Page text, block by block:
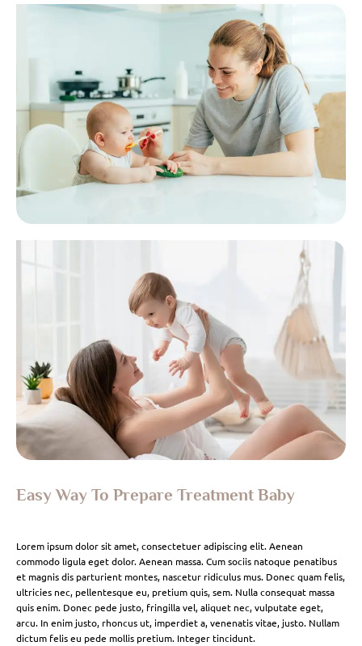
Easy Way To Prepare Treatment Baby
Lorem ipsum dolor sit amet, consectetuer adipiscing elit. Aenean
commodo ligula eget dolor. Aenean massa. Cum sociis natoque penatibus
et magnis dis parturient montes, nascetur ridiculus mus. Donec quam felis,
ultricies nec, pellentesque eu, pretium quis, sem. Nulla consequat massa
quis enim. Donec pede justo, fringilla vel, aliquet nec, vulputate eget,
arcu. In enim justo, rhoncus ut, imperdiet a, venenatis vitae, justo. Nullam
dictum felis eu pede mollis pretium. Integer tincidunt.